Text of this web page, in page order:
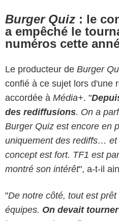
Burger Quiz : le
a empêché le
numéros cette
Le producteur de Burger
confié à ce sujet lors d'une
accordée à Média+. "
des rediffusions. On a
Burger Quiz est encore en
uniquement des rediffs…
concept est fort. TF1 est
montré son intérêt", a-t-il
"De notre côté, tout est
équipes. On devait